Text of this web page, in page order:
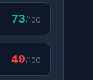
73/100
49/100